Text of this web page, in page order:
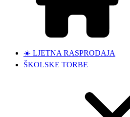
☀️ LJETNA RASPRODAJA
ŠKOLSKE TORBE